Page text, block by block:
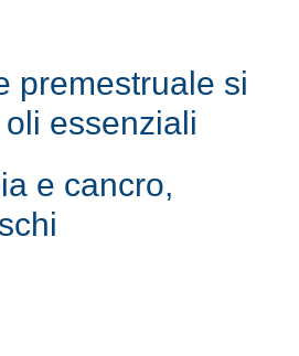
premestruale si
essenziali
e cancro,